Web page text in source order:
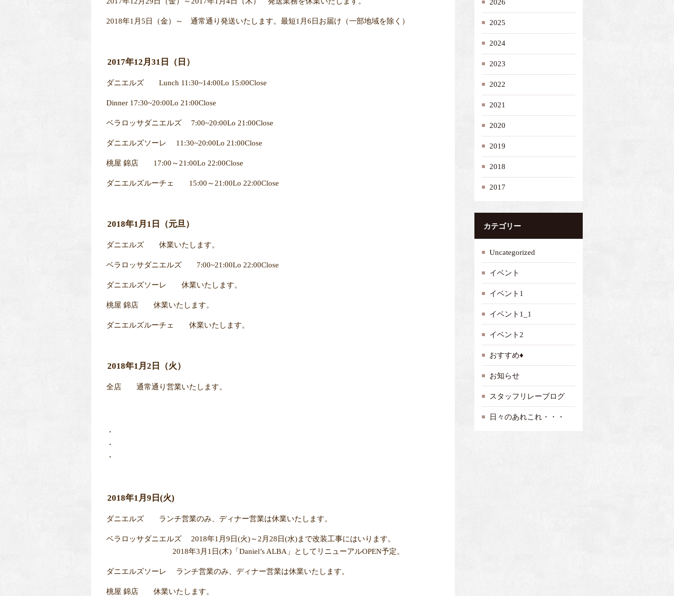
2018年1月5日（金）～ 通常通り発送いたします。最短1月6日お届け（一部地域を除く）
2017年12月31日（日）
ダニエルズ Lunch 11:30~14:00Lo 15:00Close
Dinner 17:30~20:00Lo 21:00Close
ベラロッサダニエルズ 7:00~20:00Lo 21:00Close
ダニエルズソーレ 11:30~20:00Lo 21:00Close
桃屋 錦店 17:00～21:00Lo 22:00Close
ダニエルズルーチェ 15:00～21:00Lo 22:00Close
2018年1月1日（元旦）
ダニエルズ 休業いたします。
ベラロッサダニエルズ 7:00~21:00Lo 22:00Close
ダニエルズソーレ 休業いたします。
桃屋 錦店 休業いたします。
ダニエルズルーチェ 休業いたします。
2018年1月2日（火）
全店 通常通り営業いたします。
・
・
・
2018年1月9日(火)
ダニエルズ ランチ営業のみ、ディナー営業は休業いたします。
ベラロッサダニエルズ 2018年1月9日(火)～2月28日(水)まで改装工事にはいります。
2018年3月1日(木)「Daniel’s ALBA」としてリニューアルOPEN予定。
ダニエルズソーレ ランチ営業のみ、ディナー営業は休業いたします。
桃屋 錦店 休業いたします。
2026
2025
2024
2023
2022
2021
2020
2019
2018
2017
カテゴリー
Uncategorized
イベント
イベント1
イベント1_1
イベント2
おすすめ♦
お知らせ
スタッフリレーブログ
日々のあれこれ・・・